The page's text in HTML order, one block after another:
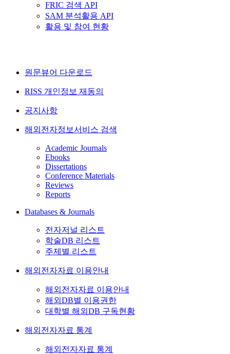
FRIC 검색 API
SAM 분석활용 API
활용 및 참여 현황
원문뷰어 다운로드
RISS 개인정보 재동의
공지사항
해외전자정보서비스 검색
Academic Journals
Ebooks
Dissertations
Conference Materials
Reviews
Reports
Databases & Journals
전자저널 리스트
학술DB 리스트
주제별 리스트
해외전자자료 이용안내
해외전자자료 이용안내
해외DB별 이용권한
대학별 해외DB 구독현황
해외전자자료 통계
해외전자자료 통계